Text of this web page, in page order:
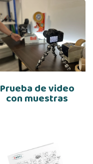
Prueba de video
con muestras